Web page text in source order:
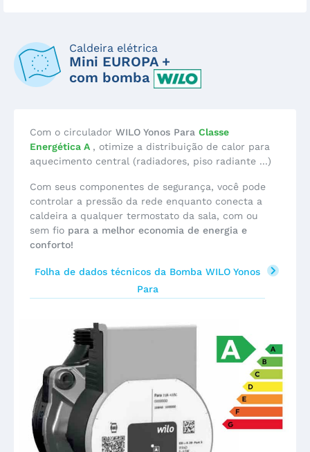
Caldeira elétrica
Mini EUROPA +
com bomba
Com o circulador WILO Yonos Para Classe
Energética A , otimize a distribuição de calor para
aquecimento central (radiadores, piso radiante ...)
Com seus componentes de segurança, você pode
controlar a pressão da rede enquanto conecta a
caldeira a qualquer termostato da sala, com ou
sem fio para a melhor economia de energia e
conforto!
Folha de dados técnicos da Bomba WILO Yonos
Para